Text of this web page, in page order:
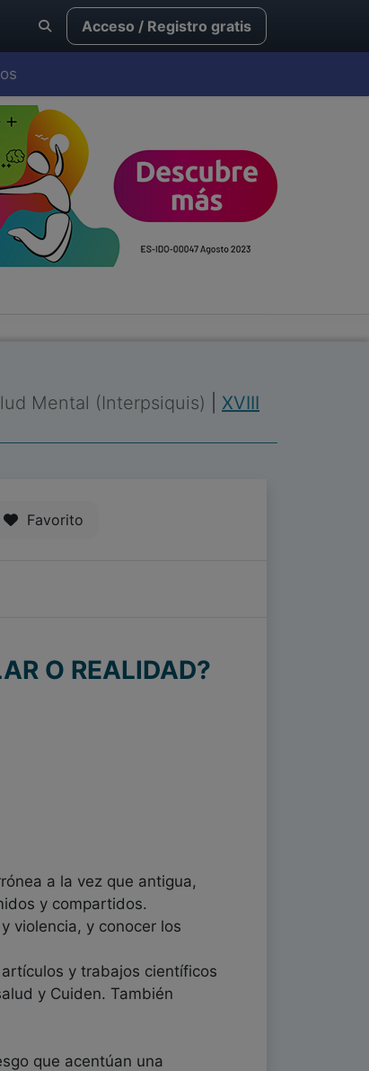
Acceso / Registro gratis
Mental (Interpsiquis)
XVIII
Favorito
O REALIDAD?
a la vez que antigua,
y compartidos.
violencia, y conocer los
y trabajos científicos
y Cuiden. También
que acentúan una